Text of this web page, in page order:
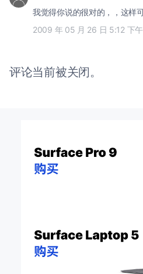
我觉得你说的很对的，，这样
2009 年 05 月 26 日 5:12 下午
评论当前被关闭。